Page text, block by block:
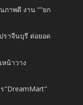
าพดี งาน “"ยก
ราจีนบุรี ต่อยอด
หน้าวาง
​"DreamMart"